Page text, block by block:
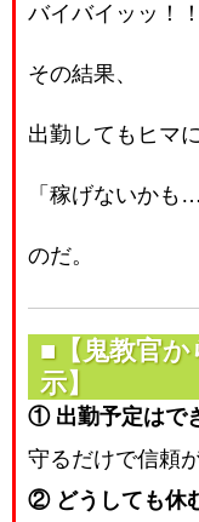
バイバイッッ！
その結果、
出勤してもヒマ
「稼げないかも
のだ。
■【鬼教官
示】
① 出勤予定はで
守るだけで信頼
② どうしても休